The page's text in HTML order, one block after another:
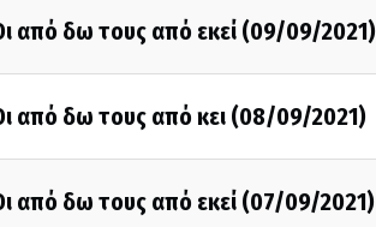
από δω τους από εκεί (09/09/2021)
από δω τους από κει (08/09/2021)
από δω τους από εκεί (07/09/2021)